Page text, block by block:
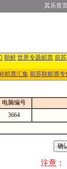
其乐首
朝鲜 世界专题邮票 前
邮票汇集 前苏联邮票专
电脑编号
3664
意：